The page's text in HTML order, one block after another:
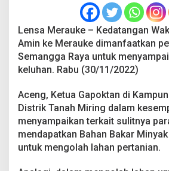
n
i
M
e
r
e
K
e
u
h
Lensa Merauke – Kedatangan
Amin ke Merauke dimanfaatkan
Semangga Raya untuk
keluhan. Rabu (30/11/2022)
Aceng, Ketua Gapoktan di
Distrik Tanah Miring dalam
menyampaikan terkait sulitnya
mendapatkan Bahan Bakar
untuk mengolah lahan pertanian.